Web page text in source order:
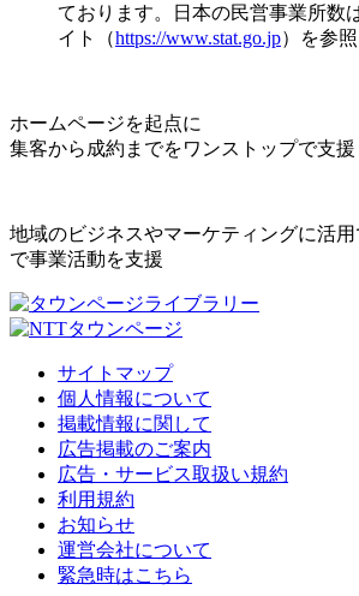
ております。日本の民営事業所数
イト（https://www.stat.go.jp）を参照
ホームページを起点に
集客から成約までをワンストップで支援
地域のビジネスやマーケティングに活
で事業活動を支援
サイトマップ
個人情報について
掲載情報に関して
広告掲載のご案内
広告・サービス取扱い規約
利用規約
お知らせ
運営会社について
緊急時はこちら